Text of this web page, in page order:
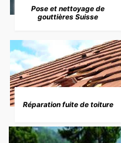
Pose et nettoyage de
gouttières Suisse
Réparation fuite de toiture